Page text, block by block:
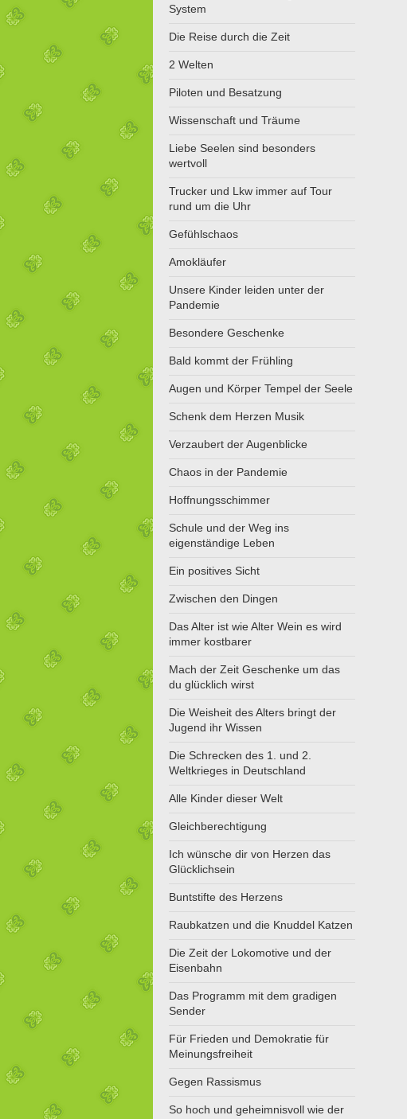
System
Die Reise durch die Zeit
2 Welten
Piloten und Besatzung
Wissenschaft und Träume
Liebe Seelen sind besonders
wertvoll
Trucker und Lkw immer auf Tour
rund um die Uhr
Gefühlschaos
Amokläufer
Unsere Kinder leiden unter der
Pandemie
Besondere Geschenke
Bald kommt der Frühling
Augen und Körper Tempel der Seele
Schenk dem Herzen Musik
Verzaubert der Augenblicke
Chaos in der Pandemie
Hoffnungsschimmer
Schule und der Weg ins
eigenständige Leben
Ein positives Sicht
Zwischen den Dingen
Das Alter ist wie Alter Wein es wird
immer kostbarer
Mach der Zeit Geschenke um das
du glücklich wirst
Die Weisheit des Alters bringt der
Jugend ihr Wissen
Die Schrecken des 1. und 2.
Weltkrieges in Deutschland
Alle Kinder dieser Welt
Gleichberechtigung
Ich wünsche dir von Herzen das
Glücklichsein
Buntstifte des Herzens
Raubkatzen und die Knuddel Katzen
Die Zeit der Lokomotive und der
Eisenbahn
Das Programm mit dem gradigen
Sender
Für Frieden und Demokratie für
Meinungsfreiheit
Gegen Rassismus
So hoch und geheimnisvoll wie der